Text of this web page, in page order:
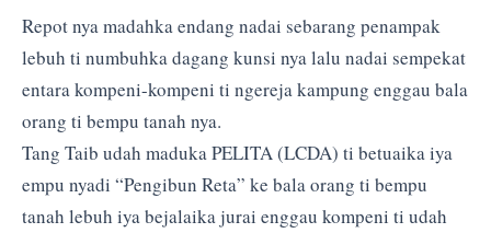
Repot nya madahka endang nadai sebarang penampak
lebuh ti numbuhka dagang kunsi nya lalu nadai sempekat
entara kompeni-kompeni ti ngereja kampung enggau bala
orang ti bempu tanah nya.
Tang Taib udah maduka PELITA (LCDA) ti betuaika iya
empu nyadi “Pengibun Reta” ke bala orang ti bempu
tanah lebuh iya bejalaika jurai enggau kompeni ti udah